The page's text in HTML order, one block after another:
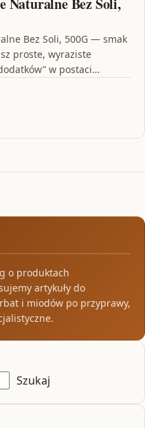
Bez Soli, 500G — smak
proste, wyraziste
w postaci…
o produktach
artykuły do
i miodów po przyprawy,
Szukaj